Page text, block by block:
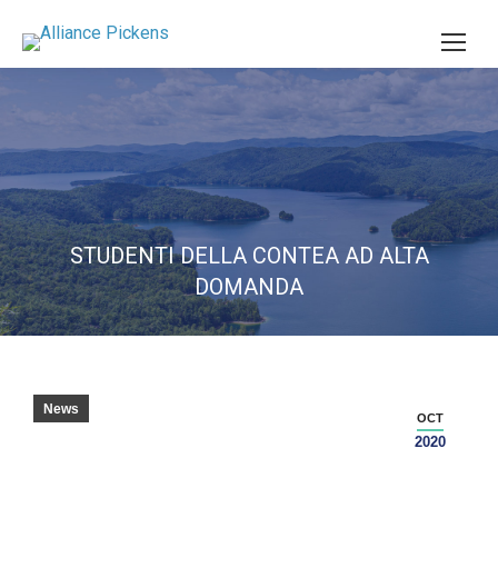
STUDENTI DELLA CONTEA AD ALTA
DOMANDA
OCT
2020
News